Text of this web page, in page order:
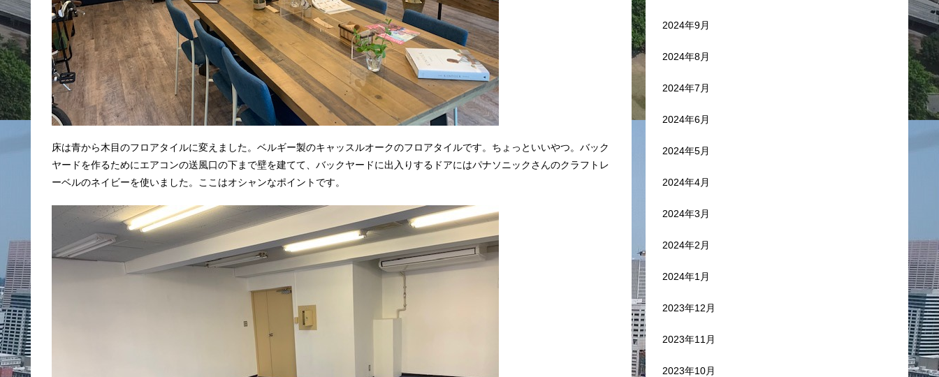
床は青から木目のフロアタイルに変えました。ベルギー製のキャッスルオークのフロアタイルです。ちょっといいやつ。バック
ヤードを作るためにエアコンの送風口の下まで壁を建てて、バックヤードに出入りするドアにはパナソニックさんのクラフトレ
ーベルのネイビーを使いました。ここはオシャンなポイントです。
2024年9月
2024年8月
2024年7月
2024年6月
2024年5月
2024年4月
2024年3月
2024年2月
2024年1月
2023年12月
2023年11月
2023年10月